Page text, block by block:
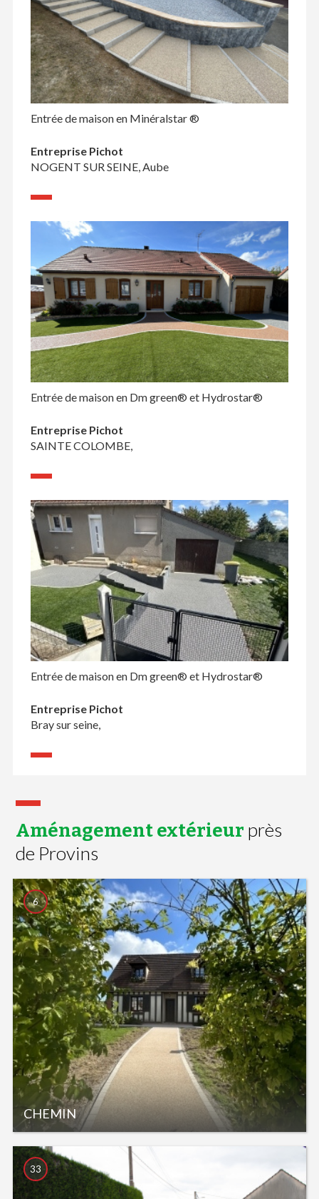
Entrée de maison en Minéralstar ®
Entreprise Pichot
NOGENT SUR SEINE, Aube
Entrée de maison en Dm green® et Hydrostar®
Entreprise Pichot
SAINTE COLOMBE,
Entrée de maison en Dm green® et Hydrostar®
Entreprise Pichot
Bray sur seine,
Aménagement extérieur près
de Provins
CHEMIN
6
33